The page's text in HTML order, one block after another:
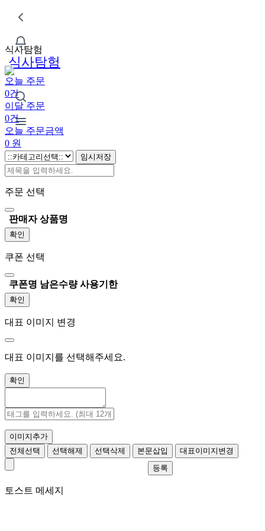
식사탐험
식사탐험
오늘 주문
0건
이달 주문
0건
오늘 주문금액
0 원
임시저장
주문 선택
판매자 상품명
확인
쿠폰 선택
쿠폰명 남은수량 사용기한
확인
대표 이미지 변경
대표 이미지를 선택해주세요.
확인
이미지추가
전체선택
선택해제 선택삭제 본문삽입
대표이미지변경
등록
토스트 메세지